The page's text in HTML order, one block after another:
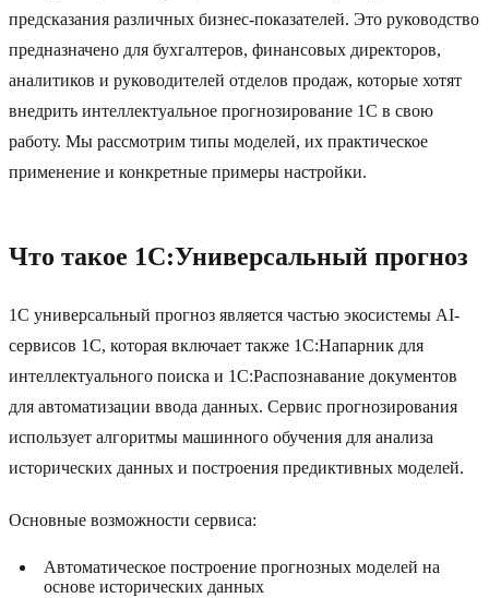
предсказания различных бизнес-показателей. Это руководство
предназначено для бухгалтеров, финансовых директоров,
аналитиков и руководителей отделов продаж, которые хотят
внедрить интеллектуальное прогнозирование 1С в свою
работу. Мы рассмотрим типы моделей, их практическое
применение и конкретные примеры настройки.
Что такое 1С:Универсальный прогноз
1С универсальный прогноз является частью экосистемы AI-
сервисов 1С, которая включает также 1С:Напарник для
интеллектуального поиска и 1С:Распознавание документов
для автоматизации ввода данных. Сервис прогнозирования
использует алгоритмы машинного обучения для анализа
исторических данных и построения предиктивных моделей.
Основные возможности сервиса:
Автоматическое построение прогнозных моделей на
основе исторических данных